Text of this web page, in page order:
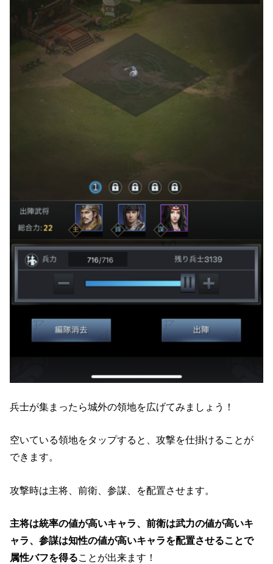
兵士が集まったら城外の領地を広げてみましょう！
空いている領地をタップすると、攻撃を仕掛けることが
できます。
攻撃時は主将、前衛、参謀、を配置させます。
主将は統率の値が高いキャラ、前衛は武力の値が高いキ
ャラ、参謀は知性の値が高いキャラを配置させることで
属性バフを得ることが出来ます！